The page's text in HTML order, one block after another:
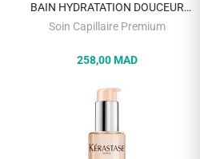
BAIN HYDRATATION DOUCEUR
250 ML
Soin Capillaire Premium
258,00 MAD